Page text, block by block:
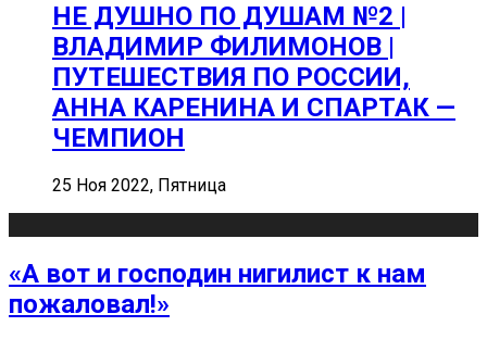
НЕ ДУШНО ПО ДУШАМ №2 |
ВЛАДИМИР ФИЛИМОНОВ |
ПУТЕШЕСТВИЯ ПО РОССИИ,
АННА КАРЕНИНА И СПАРТАК —
ЧЕМПИОН
25 Ноя 2022, Пятница
«А вот и господин нигилист к нам
пожаловал!»